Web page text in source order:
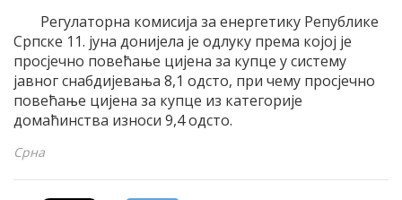
Регулаторна комисија за енергетику Републике
Српске 11. јуна донијела је одлуку према којој је
просјечно повећање цијена за купце у систему
јавног снабдијевања 8,1 одсто, при чему просјечно
повећање цијена за купце из категорије
домаћинства износи 9,4 одсто.
Срна